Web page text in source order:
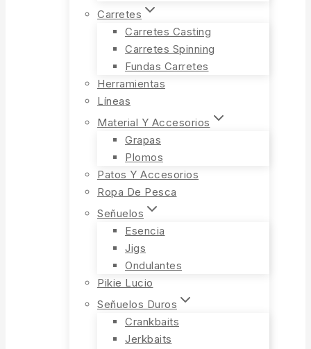
Carretes
Carretes Casting
Carretes Spinning
Fundas Carretes
Herramientas
Líneas
Material Y Accesorios
Grapas
Plomos
Patos Y Accesorios
Ropa De Pesca
Señuelos
Esencia
Jigs
Ondulantes
Pikie Lucio
Señuelos Duros
Crankbaits
Jerkbaits